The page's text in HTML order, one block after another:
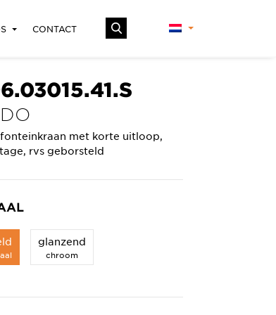
CONTACT
fonteinkraan met korte uitloop,
rvs geborsteld
glanzend
chroom